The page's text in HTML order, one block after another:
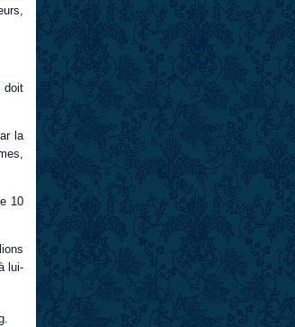
doit
la
10
lui-